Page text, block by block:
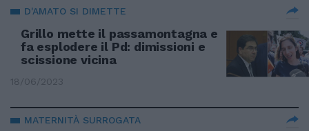
D'AMATO SI DIMETTE
Grillo mette il passamontagna e
fa esplodere il Pd: dimissioni e
scissione vicina
18/06/2023
MATERNITÀ SURROGATA